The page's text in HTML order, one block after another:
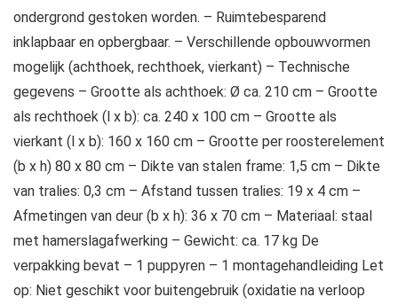
ondergrond gestoken worden. – Ruimtebesparend
inklapbaar en opbergbaar. – Verschillende opbouwvormen
mogelijk (achthoek, rechthoek, vierkant) – Technische
gegevens – Grootte als achthoek: Ø ca. 210 cm – Grootte
als rechthoek (l x b): ca. 240 x 100 cm – Grootte als
vierkant (l x b): 160 x 160 cm – Grootte per roosterelement
(b x h) 80 x 80 cm – Dikte van stalen frame: 1,5 cm – Dikte
van tralies: 0,3 cm – Afstand tussen tralies: 19 x 4 cm –
Afmetingen van deur (b x h): 36 x 70 cm – Materiaal: staal
met hamerslagafwerking – Gewicht: ca. 17 kg De
verpakking bevat – 1 puppyren – 1 montagehandleiding Let
op: Niet geschikt voor buitengebruik (oxidatie na verloop